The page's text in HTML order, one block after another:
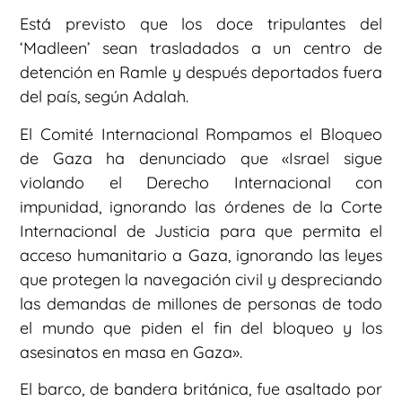
Está previsto que los doce tripulantes del
‘Madleen’ sean trasladados a un centro de
detención en Ramle y después deportados fuera
del país, según Adalah.
El Comité Internacional Rompamos el Bloqueo
de Gaza ha denunciado que «Israel sigue
violando el Derecho Internacional con
impunidad, ignorando las órdenes de la Corte
Internacional de Justicia para que permita el
acceso humanitario a Gaza, ignorando las leyes
que protegen la navegación civil y despreciando
las demandas de millones de personas de todo
el mundo que piden el fin del bloqueo y los
asesinatos en masa en Gaza».
El barco, de bandera británica, fue asaltado por